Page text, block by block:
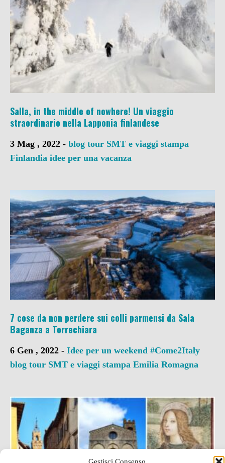
Salla, in the middle of nowhere! Un viaggio
straordinario nella Lapponia finlandese
3 Mag , 2022 - blog tour SMT e viaggi stampa
Finlandia idee per una vacanza
7 cose da non perdere sui colli parmensi da Sala
Baganza a Torrechiara
6 Gen , 2022 - Idee per un weekend #Come2Italy
blog tour SMT e viaggi stampa Emilia Romagna